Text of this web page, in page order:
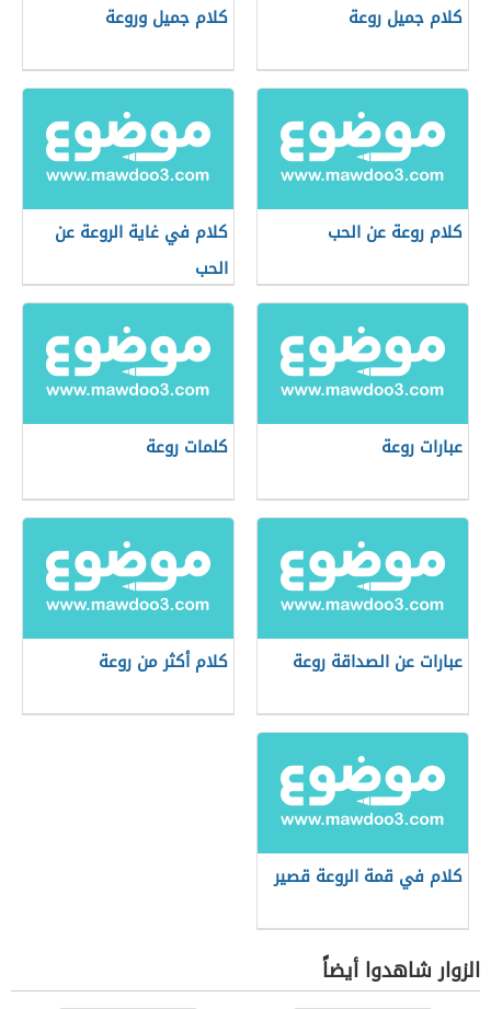
كلام جميل روعة كلام جميل وروعة
كلام روعة عن الحب
كلام في غاية الروعة عن
الحب
عبارات روعة كلمات روعة
عبارات عن الصداقة روعة كلام أكثر من روعة
كلام في قمة الروعة قصير
الزوار شاهدوا أيضاً